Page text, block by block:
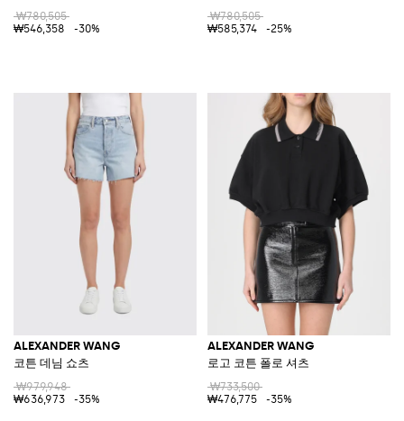
₩780,505
₩546,358
-30%
₩780,505
₩585,374
-25%
ALEXANDER WANG
코튼 데님 쇼츠
₩979,948
₩636,973
-35%
ALEXANDER WANG
로고 코튼 폴로 셔츠
₩733,500
₩476,775
-35%